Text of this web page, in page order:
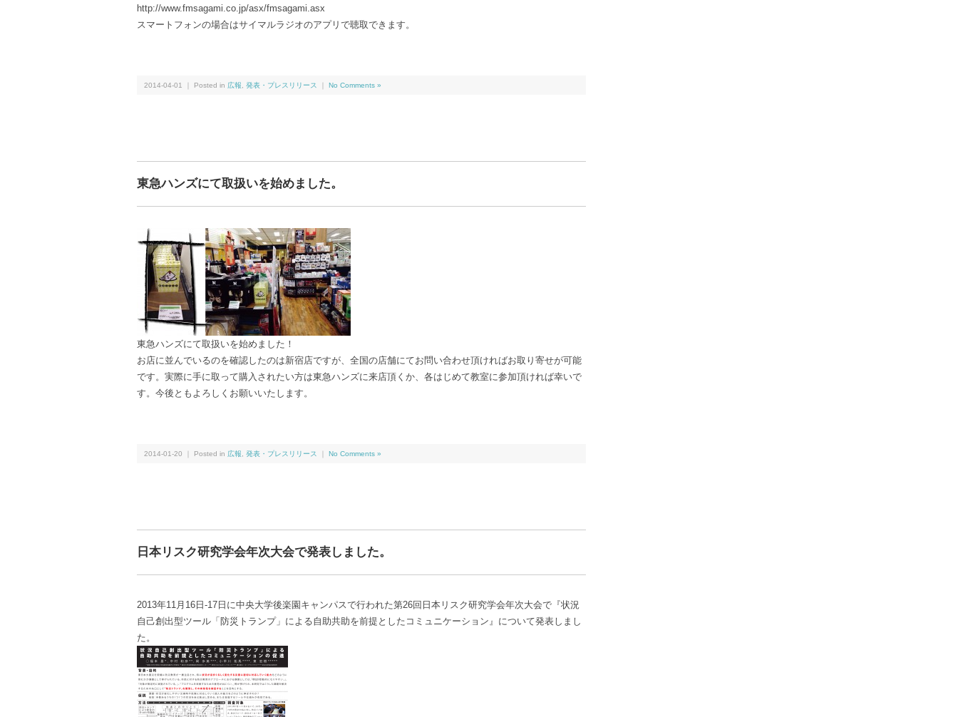
http://www.fmsagami.co.jp/asx/fmsagami.asx
スマートフォンの場合はサイマルラジオのアプリで聴取できます。
2014-04-01 ｜ Posted in 広報 発表・プレスリリース No Comments »
東急ハンズにて取扱いを始めました。
東急ハンズにて取扱いを始めました！
お店に並んでいるのを確認したのは新宿店ですが、全国の店舗にてお問い合わせ頂ければお取り寄せが可能
です。実際に手に取って購入されたい方は東急ハンズに来店頂くか、各はじめて教室に参加頂ければ幸いで
す。今後ともよろしくお願いいたします。
2014-01-20 ｜ Posted in 広報 発表・プレスリリース No Comments »
日本リスク研究学会年次大会で発表しました。
2013年11月16日-17日に中央大学後楽園キャンパスで行われた第26回日本リスク研究学会年次大会で『状況
自己創出型ツール「防災トランプ」による自助共助を前提としたコミュニケーション』について発表しまし
た。